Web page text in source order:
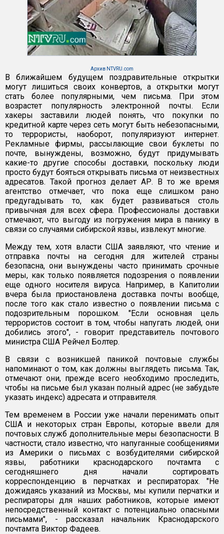
Архив NTVRU.com
В ближайшем будущем поздравительные открытки
могут лишиться своих конвертов, а открытки могут
стать более популярными, чем письма. При этом
возрастет популярность электронной почты. Если
хакеры заставили людей понять, что покупки по
кредитной карте через сеть могут быть небезопасными,
то террористы, наоборот, популяризуют интернет.
Рекламные фирмы, рассылающие свои буклеты по
почте, вынуждены, возможно, будут придумывать
какие-то другие способы доставки, поскольку люди
просто будут бояться открывать письма от неизвестных
адресатов. Такой прогноз делает AР. В то же время
агентство отмечает, что пока еще слишком рано
предугадывать то, как будет развиваться столь
привычная для всех сфера. Профессионалы доставки
отмечают, что выгоду из погружения мира в панику в
связи со случаями сибирской язвы, извлекут многие.
Между тем, хотя власти США заявляют, что чтение и
отправка почты на сегодня для жителей страны
безопасна, они вынуждены часто принимать срочные
меры, как только появляется подозрения о появлении
еще одного носителя вируса. Например, в Капитолии
вчера была приостановлена доставка почты вообще,
после того как стало известно о появлении письма с
подозрительным порошком. "Если основная цель
террористов состоит в том, чтобы напугать людей, они
добились этого", - говорит представитель почтового
министра США Рейчел Болтер.
В связи с возникшей паникой почтовые службы
напоминают о том, как должны выглядеть письма. Так,
отмечают они, прежде всего необходимо проследить,
чтобы на письме был указан полный адрес (не забудьте
указать индекс) адресата и отправителя.
Тем временем в России уже начали перенимать опыт
США и некоторых стран Европы, которые ввели для
почтовых служб дополнительные меры безопасности. В
частности, стало известно, что напуганные сообщениями
из Америки о письмах с возбудителями сибирской
язвы, работники краснодарского почтамта с
сегодняшнего дня начали сортировать
корреспонденцию в перчатках и респираторах. "Не
дожидаясь указаний из Москвы, мы купили перчатки и
респираторы для наших работников, которые имеют
непосредственный контакт с потенциально опасными
письмами", - рассказал начальник Краснодарского
почтамта Виктор Фадеев.